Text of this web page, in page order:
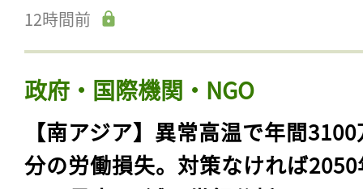
12時間前
政府・国際機関・NGO
【南アジア】異常高温で年間
分の労働損失。対策なければ